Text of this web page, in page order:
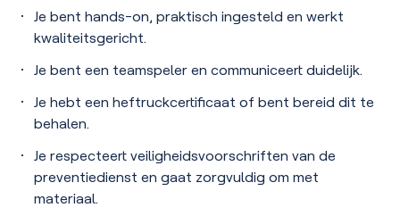
Je bent hands-on, praktisch ingesteld en werkt
kwaliteitsgericht.
Je bent een teamspeler en communiceert duidelijk.
Je hebt een heftruckcertificaat of bent bereid dit te
behalen.
Je respecteert veiligheidsvoorschriften van de
preventiedienst en gaat zorgvuldig om met
materiaal.